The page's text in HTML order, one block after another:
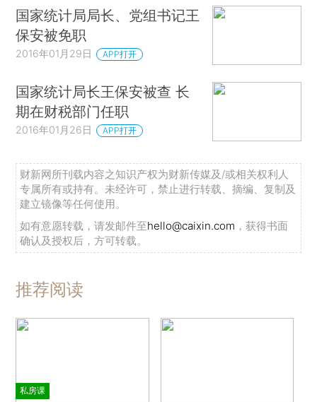
国家统计局局长、党组书记王
保安被免职
2016年01月29日 APP打开
国家统计局长王保安被查 长
期在财税部门任职
2016年01月26日 APP打开
财新网所刊载内容之知识产权为财新传媒及/或相关权利人
专属所有或持有。未经许可，禁止进行转载、摘编、复制及
建立镜像等任何使用。
如有意愿转载，请发邮件至hello@caixin.com ，获得书面
确认及授权后，方可转载。
推荐阅读
私房课